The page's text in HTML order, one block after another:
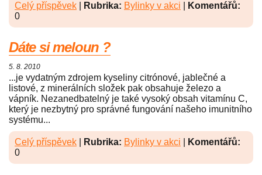
Celý příspěvek Rubrika: Bylinky v akci
Komentářů:
0
Dáte si meloun ?
5. 8. 2010
...je vydatným zdrojem kyseliny citrónové, jablečné a
listové, z minerálních složek pak obsahuje železo a
vápník. Nezanedbatelný je také vysoký obsah vitamínu C,
který je nezbytný pro správné fungování našeho imunitního
systému...
Celý příspěvek Rubrika: Bylinky v akci
Komentářů:
0